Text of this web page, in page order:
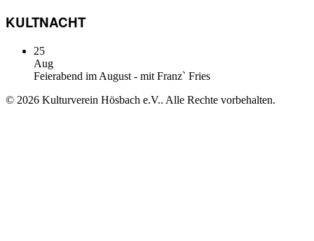
KULTNACHT
25
Aug
Feierabend im August - mit Franz` Fries
© 2026 Kulturverein Hösbach e.V.. Alle Rechte vorbehalten.